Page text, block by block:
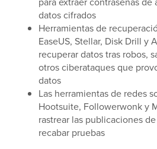
datos cifrados
Herramientas de
EaseUS, Stellar, Disk Drill y
recuperar datos tras robos,
otros ciberataques que
datos
Las herramientas de redes
Hootsuite, Followerwonk y
rastrear las publicaciones
recabar pruebas